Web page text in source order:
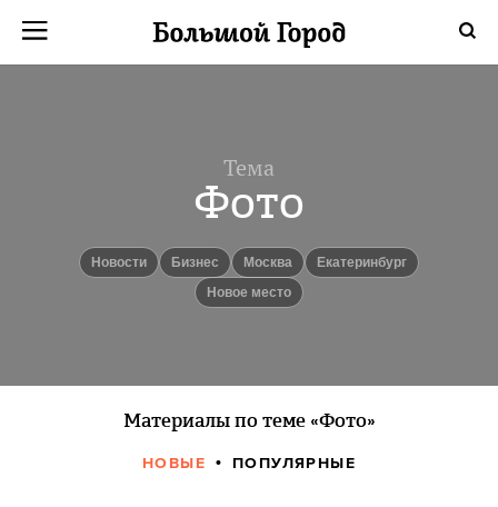
Тема
Фото
новости бизнес Москва
Екатеринбург
Новое место
Материалы по теме «Фото»
НОВЫЕ ПОПУЛЯРНЫЕ